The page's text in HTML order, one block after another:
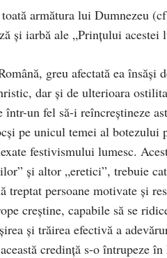
armătura lui Dumnezeu
şi iarbă ale „Prinţului acestei
greu afectată ea însăşi
dar şi de ulterioara
un fel să-i reîncreştineze
pe unicul temei al botezului
festivismului lumesc.
și altor „eretici”, trebuie
treptat persoane motivate şi
creştine, capabile să se
şi trăirea efectivă a
credinţă s-o întrupeze